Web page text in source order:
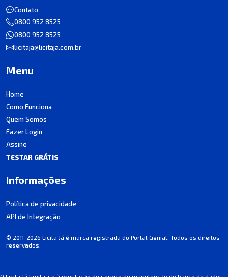
Contato
0800 952 8525
0800 952 8525
licitaja@licitaja.com.br
Menu
Home
Como Funciona
Quem Somos
Fazer Login
Assine
TESTAR GRÁTIS
Informações
Política de privacidade
API de Integração
© 2011-2026 Licita Já é marca registrada do Portal Genial. Todos os direitos
reservados.